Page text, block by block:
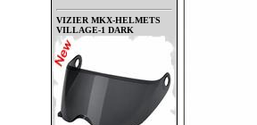
VIZIER MKX-HELMETS
VILLAGE-1 DARK